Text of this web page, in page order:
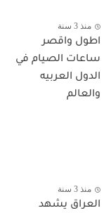
منذ 3 سنة
اطول واقصر
ساعات الصيام في
الدول العربيه
والعالم
منذ 3 سنة
العراق يشهد